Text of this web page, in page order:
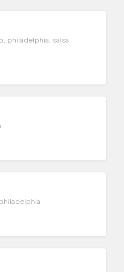
philadelphia, salsa